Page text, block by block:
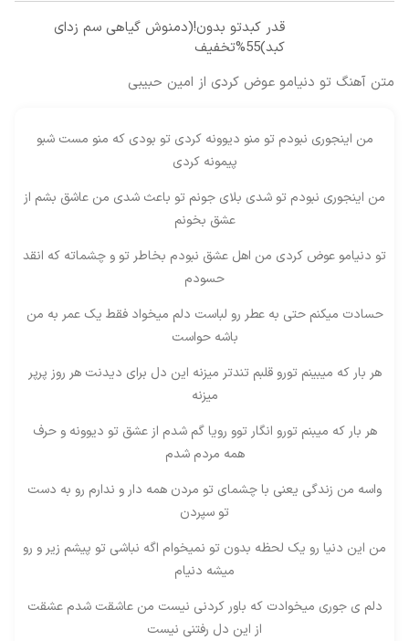
قدر کبدتو بدون!(دمنوش گیاهی سم زدای
کبد)55%تخفیف
متن آهنگ تو دنیامو عوض کردی از امین حبیبی
من اینجوری نبودم تو منو دیوونه کردی تو بودی که منو مست شبو
پیمونه کردی
من اینجوری نبودم تو شدی بلای جونم تو باعث شدی من عاشق بشم از
عشق بخونم
تو دنیامو عوض کردی من اهل عشق نبودم بخاطر تو و چشماته که انقد
حسودم
حسادت میکنم حتی به عطر رو لباست دلم میخواد فقط یک عمر به من
باشه حواست
هر بار که میبینم تورو قلبم تندتر میزنه این دل برای دیدنت هر روز پرپر
میزنه
هر بار که میبنم تورو انگار توو رویا گم شدم از عشق تو دیوونه و حرف
همه مردم شدم
واسه من زندگی یعنی با چشمای تو مردن همه دار و ندارم رو به دست
تو سپردن
من این دنیا رو یک لحظه بدون تو نمیخوام اگه نباشی تو پیشم زیر و رو
میشه دنیام
دلم ی جوری میخوادت که باور کردنی نیست من عاشقت شدم عشقت
از این دل رفتنی نیست